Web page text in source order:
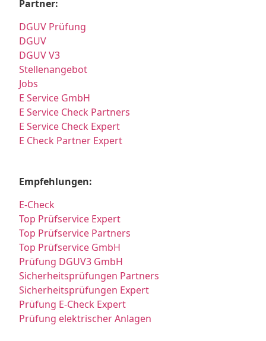
Partner:
DGUV Prüfung
DGUV
DGUV V3
Stellenangebot
Jobs
E Service GmbH
E Service Check Partners
E Service Check Expert
E Check Partner Expert
Empfehlungen:
E-Check
Top Prüfservice Expert
Top Prüfservice Partners
Top Prüfservice GmbH
Prüfung DGUV3 GmbH
Sicherheitsprüfungen Partners
Sicherheitsprüfungen Expert
Prüfung E-Check Expert
Prüfung elektrischer Anlagen